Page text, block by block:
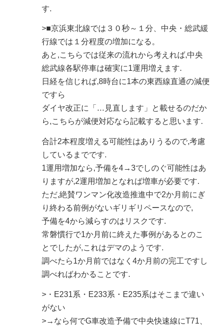
す.
>■京浜東北線では３０秒～１分、中央・総武緩
行線では１分程度の増加になる。
あと,こちらでは従来の流れから考えれば,中央
総武線各駅停車は確実に1運用増えます.
日経を信じれば,8時台に1本の東西線直通の減便
ですら
ダイヤ改正に「…見直します」と載せるのだか
ら,こちらが減便対応なら記載すると思います.
合計2本程度増える可能性はありうるので,考慮
しているまでです.
1運用増加なら,予備を4→3でしのぐ可能性はあ
りますが,2運用増加となれば増車が必要です.
ただ,絶賛ワンマン化改造推進中で2か月前にぎ
り終わる前例がないギリギリペースなので,
予備を4から減らすのはリスクです.
常磐慣行で1か月前に終えた事例があるとのこ
とでしたが,これはデマのようです.
調べたら1か月前ではなく4か月前の完工ですし
調べればわかることです.
>・E231系・E233系・E235系はそこまで違い
がない
>→なら何でG車改造予備で中央快速線にT71、